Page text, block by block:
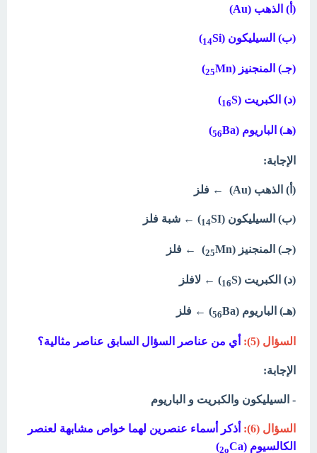
(أ) الذهب (Au)
(ب) السيليكون ( 14Si)
(جـ) المنجنيز ( 25Mn)
(د) الكبريت ( 16S)
(هـ) الباريوم ( 56Ba)
الإجابة:
(أ) الذهب (Au) ← فلز
(ب) السيليكون ( 14SI) ← شبة فلز
(جـ) المنجنيز ( 25Mn) ← فلز
(د) الكبريت ( 16S) ← لافلز
(هـ) الباريوم ( 56Ba) ← فلز
السؤال (5): أي من عناصر السؤال السابق عناصر مثالية؟
الإجابة:
- السيليكون والكبريت و الباريوم
السؤال (6):
أذكر أسماء عنصرين لهما خواص مشابهة لعنصر
الكالسيوم (
2oCa)